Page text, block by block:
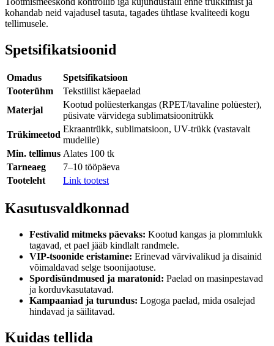
kohandab neid vajadusel tasuta, tagades ühtlase kvaliteedi kogu
tellimusele.
Spetsifikatsioonid
Omadus
Spetsifikatsioon
Tooterühm
Tekstiilist käepaelad
Materjal
Kootud polüesterkangas (RPET/tavaline polüester),
püsivate värvidega sublimatsioonitrükk
Trükimeetod
Ekraantrükk, sublimatsioon, UV-trükk (vastavalt
mudelile)
Min. tellimus Alates 100 tk
Tarneaeg
7–10 tööpäeva
Tooteleht
Link tootest
Kasutusvaldkonnad
Festivalid mitmeks päevaks: Kootud kangas ja plommlukk
tagavad, et pael jääb kindlalt randmele.
VIP-tsoonide eristamine: Erinevad värvivalikud ja disainid
võimaldavad selge tsoonijaotuse.
Spordisündmused ja maratonid: Paelad on masinpestavad
ja korduvkasutatavad.
Kampaaniad ja turundus: Logoga paelad, mida osalejad
hindavad ja säilitavad.
Kuidas tellida